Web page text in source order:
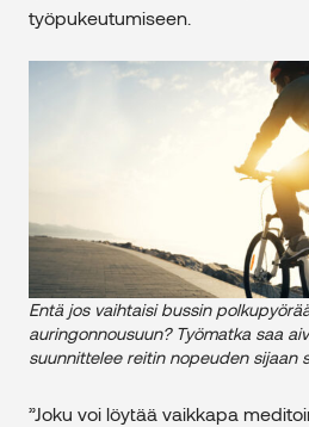
työpukeutumiseen.
Entä jos vaihtaisi bussin
auringonnousuun? Työmatka saa
suunnittelee reitin nopeuden sijaan
”Joku voi löytää vaikkapa